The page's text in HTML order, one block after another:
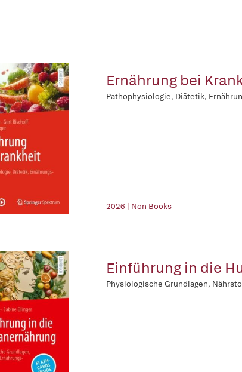
Ernährung bei
Pathophysiologie, Diätetik,
2026 | Non Books
Einführung in die
Physiologische Grundlagen,